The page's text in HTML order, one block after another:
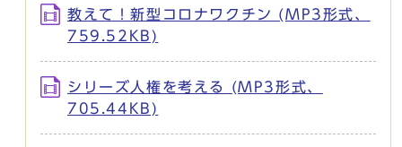
教えて！新型コロナワクチン (MP3形式、
759.52KB)
シリーズ人権を考える (MP3形式、
705.44KB)